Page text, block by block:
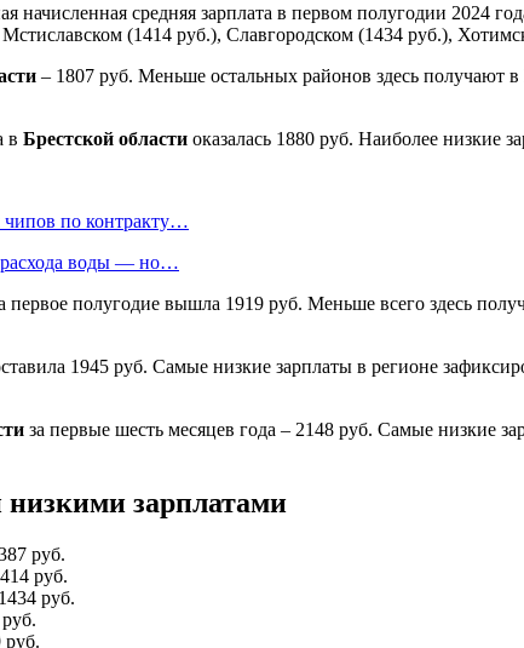
начисленная средняя зарплата в первом полугодии 2024
(1414 руб.), Славгородском (1434 руб.),
– 1807 руб. Меньше остальных районов здесь получают
в Брестской области оказалась 1880 руб. Наиболее низкие
чипов по контракту…
расхода воды — но…
первое полугодие вышла 1919 руб. Меньше всего здесь
1945 руб. Самые низкие зарплаты в регионе
за первые шесть месяцев года – 2148 руб. Самые низкие
зарплатами
руб.
руб.
руб.
руб.